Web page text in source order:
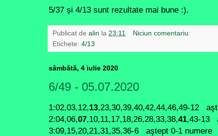
5/37 și 4/13 sunt rezultate mai bune :).
Publicat de alin la 23:11
Niciun comentariu:
Etichete: 4/13
sâmbătă, 4 iulie 2020
6/49 - 05.07.2020
1:02,03,12,13,23,30,39,40,42,44,46,49-12
2:04,06,07,10,11,17,18,26,28,33,38,41,43-13
3:09,15,20,21,31,35,36-6 aştept 0-1 numere